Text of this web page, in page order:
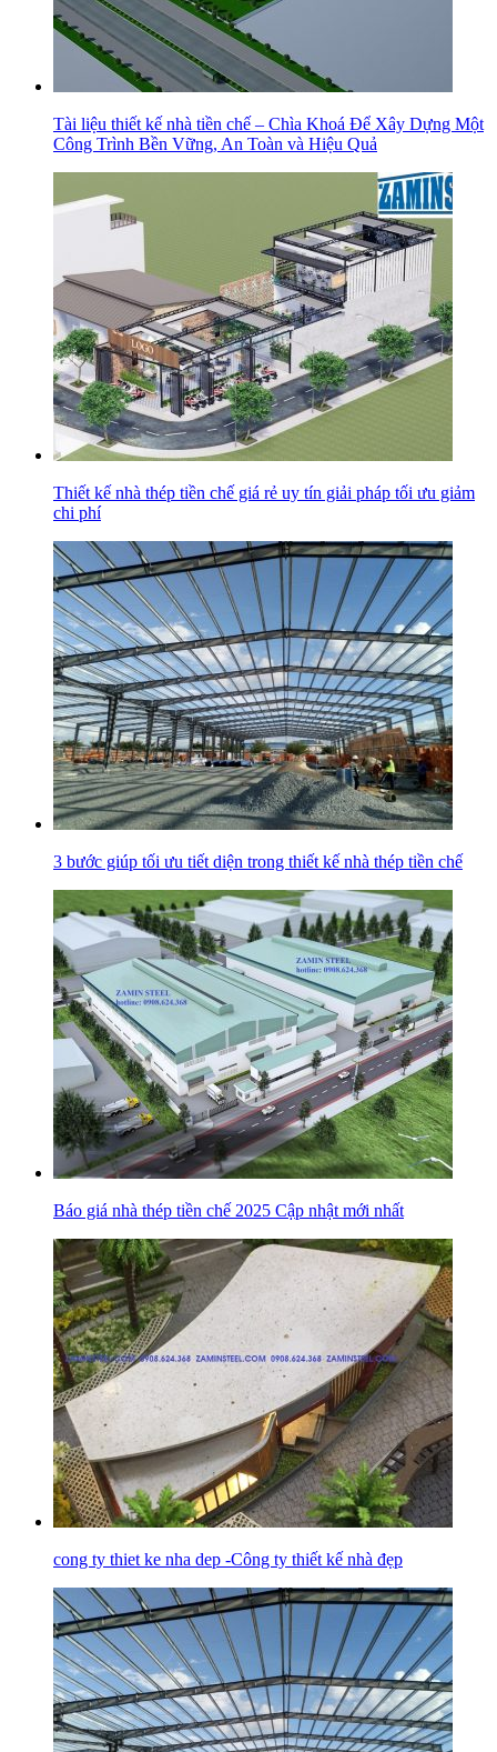
Tài liệu thiết kế nhà tiền chế – Chìa Khoá Để Xây Dựng Một
Công Trình Bền Vững, An Toàn và Hiệu Quả
Thiết kế nhà thép tiền chế giá rẻ uy tín giải pháp tối ưu giảm
chi phí
3 bước giúp tối ưu tiết diện trong thiết kế nhà thép tiền chế
Báo giá nhà thép tiền chế 2025 Cập nhật mới nhất
cong ty thiet ke nha dep -Công ty thiết kế nhà đẹp